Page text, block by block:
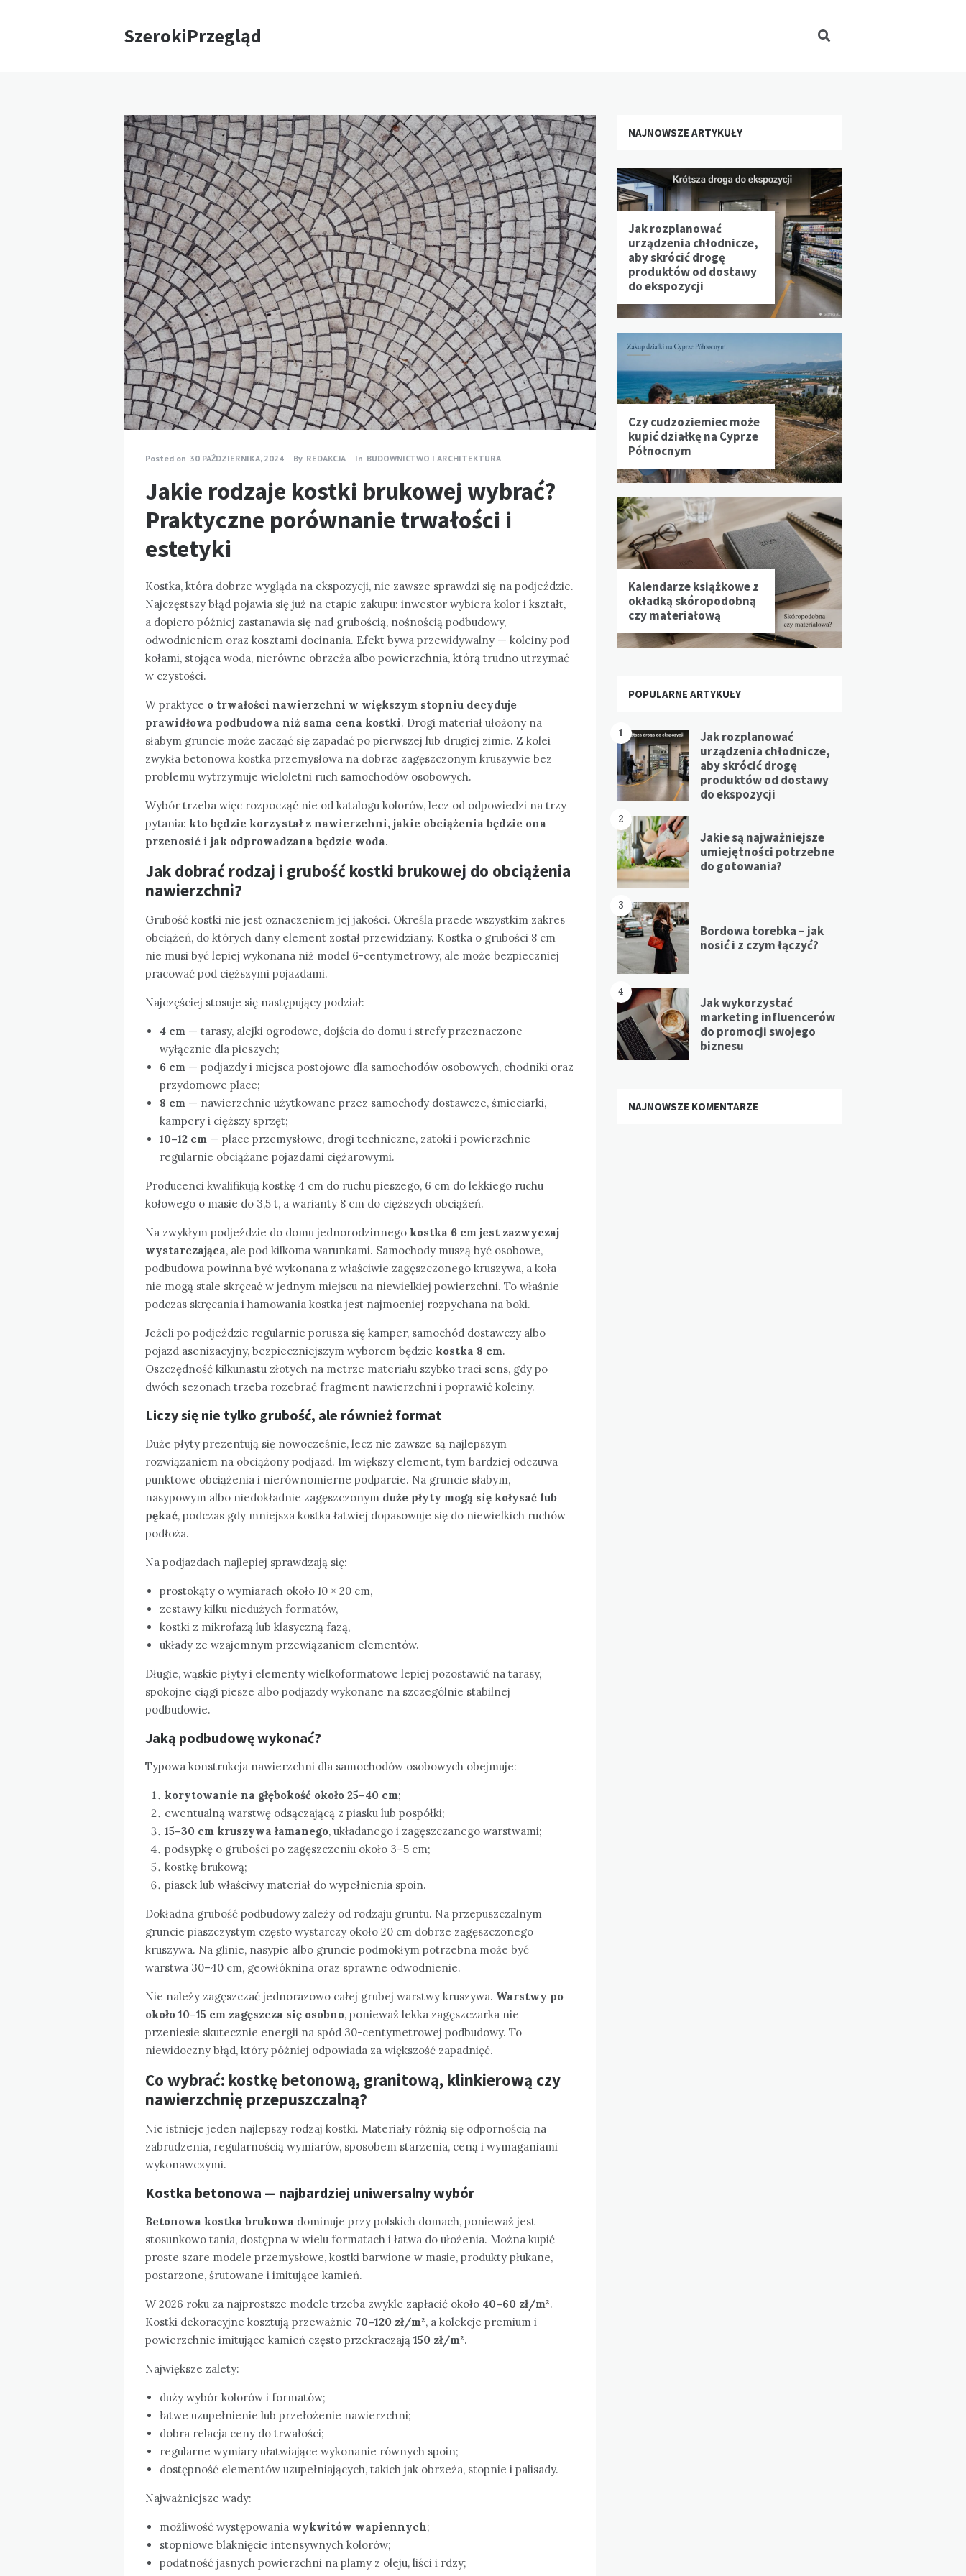
SzerokiPrzegląd
Posted on 30 PAŹDZIERNIKA, 2024 By REDAKCJA In BUDOWNICTWO I ARCHITEKTURA
Jakie rodzaje kostki brukowej wybrać?
Praktyczne porównanie trwałości i
estetyki
Kostka, która dobrze wygląda na ekspozycji, nie zawsze sprawdzi się na podjeździe.
Najczęstszy błąd pojawia się już na etapie zakupu: inwestor wybiera kolor i kształt,
a dopiero później zastanawia się nad grubością, nośnością podbudowy,
odwodnieniem oraz kosztami docinania. Efekt bywa przewidywalny — koleiny pod
kołami, stojąca woda, nierówne obrzeża albo powierzchnia, którą trudno utrzymać
w czystości.
W praktyce o trwałości nawierzchni w większym stopniu decyduje
prawidłowa podbudowa niż sama cena kostki. Drogi materiał ułożony na
słabym gruncie może zacząć się zapadać po pierwszej lub drugiej zimie. Z kolei
zwykła betonowa kostka przemysłowa na dobrze zagęszczonym kruszywie bez
problemu wytrzymuje wieloletni ruch samochodów osobowych.
Wybór trzeba więc rozpocząć nie od katalogu kolorów, lecz od odpowiedzi na trzy
pytania: kto będzie korzystał z nawierzchni, jakie obciążenia będzie ona
przenosić i jak odprowadzana będzie woda.
Jak dobrać rodzaj i grubość kostki brukowej do obciążenia
nawierzchni?
Grubość kostki nie jest oznaczeniem jej jakości. Określa przede wszystkim zakres
obciążeń, do których dany element został przewidziany. Kostka o grubości 8 cm
nie musi być lepiej wykonana niż model 6-centymetrowy, ale może bezpieczniej
pracować pod cięższymi pojazdami.
Najczęściej stosuje się następujący podział:
4 cm — tarasy, alejki ogrodowe, dojścia do domu i strefy przeznaczone
wyłącznie dla pieszych;
6 cm — podjazdy i miejsca postojowe dla samochodów osobowych, chodniki oraz
przydomowe place;
8 cm — nawierzchnie użytkowane przez samochody dostawcze, śmieciarki,
kampery i cięższy sprzęt;
10–12 cm — place przemysłowe, drogi techniczne, zatoki i powierzchnie
regularnie obciążane pojazdami ciężarowymi.
Producenci kwalifikują kostkę 4 cm do ruchu pieszego, 6 cm do lekkiego ruchu
kołowego o masie do 3,5 t, a warianty 8 cm do cięższych obciążeń.
Na zwykłym podjeździe do domu jednorodzinnego kostka 6 cm jest zazwyczaj
wystarczająca, ale pod kilkoma warunkami. Samochody muszą być osobowe,
podbudowa powinna być wykonana z właściwie zagęszczonego kruszywa, a koła
nie mogą stale skręcać w jednym miejscu na niewielkiej powierzchni. To właśnie
podczas skręcania i hamowania kostka jest najmocniej rozpychana na boki.
Jeżeli po podjeździe regularnie porusza się kamper, samochód dostawczy albo
pojazd asenizacyjny, bezpieczniejszym wyborem będzie kostka 8 cm.
Oszczędność kilkunastu złotych na metrze materiału szybko traci sens, gdy po
dwóch sezonach trzeba rozebrać fragment nawierzchni i poprawić koleiny.
Liczy się nie tylko grubość, ale również format
Duże płyty prezentują się nowocześnie, lecz nie zawsze są najlepszym
rozwiązaniem na obciążony podjazd. Im większy element, tym bardziej odczuwa
punktowe obciążenia i nierównomierne podparcie. Na gruncie słabym,
nasypowym albo niedokładnie zagęszczonym duże płyty mogą się kołysać lub
pękać, podczas gdy mniejsza kostka łatwiej dopasowuje się do niewielkich ruchów
podłoża.
Na podjazdach najlepiej sprawdzają się:
prostokąty o wymiarach około 10 × 20 cm,
zestawy kilku niedużych formatów,
kostki z mikrofazą lub klasyczną fazą,
układy ze wzajemnym przewiązaniem elementów.
Długie, wąskie płyty i elementy wielkoformatowe lepiej pozostawić na tarasy,
spokojne ciągi piesze albo podjazdy wykonane na szczególnie stabilnej
podbudowie.
Jaką podbudowę wykonać?
Typowa konstrukcja nawierzchni dla samochodów osobowych obejmuje:
korytowanie na głębokość około 25–40 cm;
ewentualną warstwę odsączającą z piasku lub pospółki;
15–30 cm kruszywa łamanego, układanego i zagęszczanego warstwami;
podsypkę o grubości po zagęszczeniu około 3–5 cm;
kostkę brukową;
piasek lub właściwy materiał do wypełnienia spoin.
Dokładna grubość podbudowy zależy od rodzaju gruntu. Na przepuszczalnym
gruncie piaszczystym często wystarczy około 20 cm dobrze zagęszczonego
kruszywa. Na glinie, nasypie albo gruncie podmokłym potrzebna może być
warstwa 30–40 cm, geowłóknina oraz sprawne odwodnienie.
Nie należy zagęszczać jednorazowo całej grubej warstwy kruszywa. Warstwy po
około 10–15 cm zagęszcza się osobno, ponieważ lekka zagęszczarka nie
przeniesie skutecznie energii na spód 30-centymetrowej podbudowy. To
niewidoczny błąd, który później odpowiada za większość zapadnięć.
Co wybrać: kostkę betonową, granitową, klinkierową czy
nawierzchnię przepuszczalną?
Nie istnieje jeden najlepszy rodzaj kostki. Materiały różnią się odpornością na
zabrudzenia, regularnością wymiarów, sposobem starzenia, ceną i wymaganiami
wykonawczymi.
Kostka betonowa — najbardziej uniwersalny wybór
Betonowa kostka brukowa dominuje przy polskich domach, ponieważ jest
stosunkowo tania, dostępna w wielu formatach i łatwa do ułożenia. Można kupić
proste szare modele przemysłowe, kostki barwione w masie, produkty płukane,
postarzone, śrutowane i imitujące kamień.
W 2026 roku za najprostsze modele trzeba zwykle zapłacić około 40–60 zł/m².
Kostki dekoracyjne kosztują przeważnie 70–120 zł/m², a kolekcje premium i
powierzchnie imitujące kamień często przekraczają 150 zł/m².
Największe zalety:
duży wybór kolorów i formatów;
łatwe uzupełnienie lub przełożenie nawierzchni;
dobra relacja ceny do trwałości;
regularne wymiary ułatwiające wykonanie równych spoin;
dostępność elementów uzupełniających, takich jak obrzeża, stopnie i palisady.
Najważniejsze wady:
możliwość występowania wykwitów wapiennych;
stopniowe blaknięcie intensywnych kolorów;
podatność jasnych powierzchni na plamy z oleju, liści i rdzy;
NAJNOWSZE ARTYKUŁY
Jak rozplanować
urządzenia chłodnicze,
aby skrócić drogę
produktów od dostawy
do ekspozycji
Czy cudzoziemiec może
kupić działkę na Cyprze
Północnym
Kalendarze książkowe z
okładką skóropodobną
czy materiałową
POPULARNE ARTYKUŁY
1
Jak rozplanować
urządzenia chłodnicze,
aby skrócić drogę
produktów od dostawy
do ekspozycji
2
Jakie są najważniejsze
umiejętności potrzebne
do gotowania?
3
Bordowa torebka – jak
nosić i z czym łączyć?
4
Jak wykorzystać
marketing influencerów
do promocji swojego
biznesu
NAJNOWSZE KOMENTARZE